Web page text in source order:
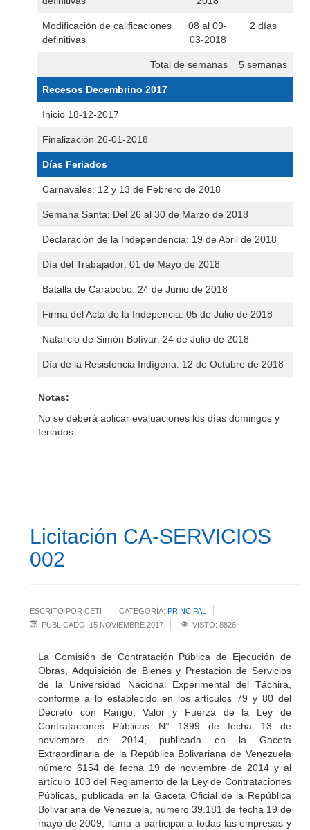
Modificación de calificaciones
definitivas
08 al 09-
03-2018
2 días
Total de semanas 5 semanas
Recesos Decembrino 2017
Inicio 18-12-2017
Finalización 26-01-2018
Días Feriados
Carnavales: 12 y 13 de Febrero de 2018
Semana Santa: Del 26 al 30 de Marzo de 2018
Declaración de la Independencia: 19 de Abril de 2018
Día del Trabajador: 01 de Mayo de 2018
Batalla de Carabobo: 24 de Junio de 2018
Firma del Acta de la Indepencia: 05 de Julio de 2018
Natalicio de Simón Bolívar: 24 de Julio de 2018
Día de la Resistencia Indígena: 12 de Octubre de 2018
Notas:
No se deberá aplicar evaluaciones los días domingos y
feriados.
Licitación CA-SERVICIOS
002
ESCRITO POR CETI CATEGORÍA: PRINCIPAL
PUBLICADO: 15 NOVIEMBRE 2017
VISTO: 8826
La Comisión de Contratación Pública de Ejecución de
Obras, Adquisición de Bienes y Prestación de Servicios
de la Universidad Nacional Experimental del Táchira,
conforme a lo establecido en los artículos 79 y 80 del
Decreto con Rango, Valor y Fuerza de la Ley de
Contrataciones Públicas N° 1399 de fecha 13 de
noviembre de 2014, publicada en la Gaceta
Extraordinaria de la República Bolivariana de Venezuela
número 6154 de fecha 19 de noviembre de 2014 y al
artículo 103 del Reglamento de la Ley de Contrataciones
Públicas, publicada en la Gaceta Oficial de la República
Bolivariana de Venezuela, número 39.181 de fecha 19 de
mayo de 2009, llama a participar a todas las empresas y